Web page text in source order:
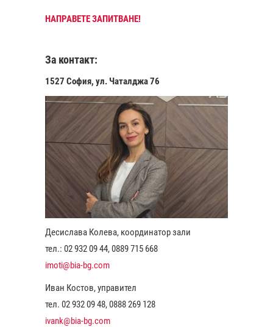
НАПРАВЕТЕ ЗАПИТВАНЕ!
За контакт:
1527 София, ул. Чаталджа 76
Десислава Колева, координатор зали
тел.: 02 932 09 44, 0889 715 668
imoti@bia-bg.com
Иван Костов, управител
тел. 02 932 09 48, 0888 269 128
ivank@bia-bg.com